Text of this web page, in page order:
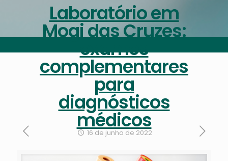
Laboratório em
Mogi das Cruzes:
exames
complementares
para
diagnósticos
médicos
16 de junho de 2022